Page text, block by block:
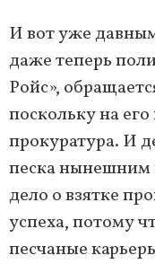
И вот уже
даже теперь
Ройс»,
поскольку на
прокуратура. И
песка нынешним
дело о взятке
успеха, потому
песчаные